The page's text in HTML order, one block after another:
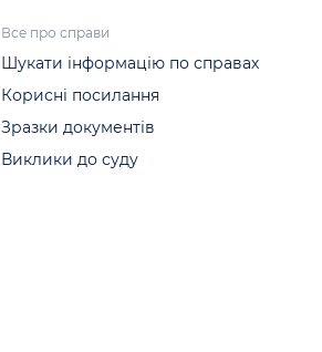
Все про справи
Шукати інформацію по справах
Корисні посилання
Зразки документів
Виклики до суду